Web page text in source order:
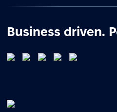
Business driven.